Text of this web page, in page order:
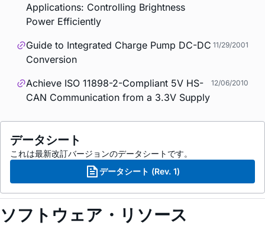
Applications: Controlling Brightness
Power Efficiently
Guide to Integrated Charge Pump DC-DC
Conversion
11/29/2001
Achieve ISO 11898-2-Compliant 5V HS-
CAN Communication from a 3.3V Supply
12/06/2010
データシート
これは最新改訂バージョンのデータシートです。
データシート (Rev. 1)
ソフトウェア・リソース